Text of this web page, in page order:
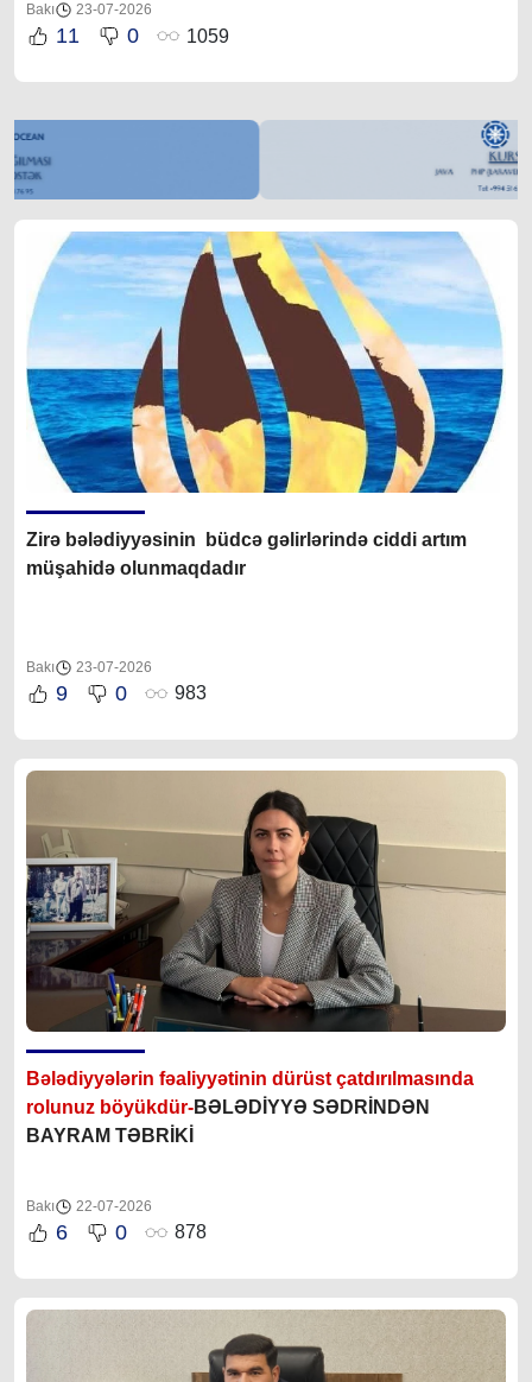
Bakı 23-07-2026
11 0 1059
Zirə bələdiyyəsinin büdcə gəlirlərində ciddi artım
müşahidə olunmaqdadır
Bakı 23-07-2026
9 0 983
Bələdiyyələrin fəaliyyətinin dürüst çatdırılmasında
rolunuz böyükdür-BƏLƏDİYYƏ SƏDRİNDƏN
BAYRAM TƏBRİKİ
Bakı 22-07-2026
6 0 878